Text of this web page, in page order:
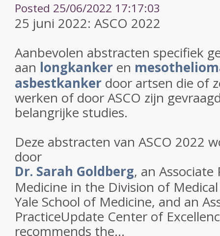
Posted 25/06/2022 17:17:03
25 juni 2022: ASCO 2022
Aanbevolen abstracten specifiek
aan longkanker en
asbestkanker door artsen die of
werken of door ASCO zijn
belangrijke studies.
Deze abstracten van ASCO 2022
door
Dr. Sarah Goldberg, an
Medicine in the Division of
Yale School of Medicine, and an
PracticeUpdate Center of
recommends the...